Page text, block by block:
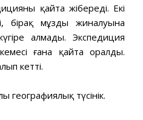
қайта жібереді. Екі
бірақ мұздың жиналуына
алмады. Экспедиция
ғана қайта оралды.
кетті.
географиялық түсінік.